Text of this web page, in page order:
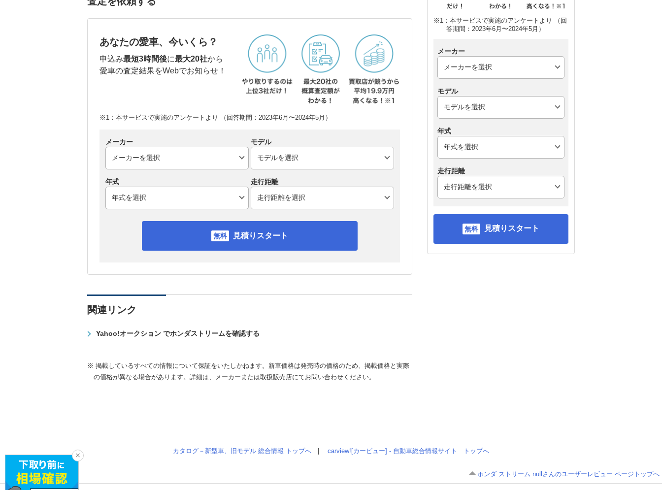
あなたの愛車、今いくら？
申込み最短3時間後に最大20社から
愛車の査定結果をWebでお知らせ！
※1：本サービスで実施のアンケートより （回答期間：2023年6月〜2024年5月）
メーカー モデル
年式 走行距離
見積りスタート
関連リンク
Yahoo!オークション でホンダストリームを確認する
※ 掲載しているすべての情報について保証をいたしかねます。新車価格は発売時の価格のため、掲載価格と実際
の価格が異なる場合があります。詳細は、メーカーまたは取扱販売店にてお問い合わせください。
※1：本サービスで実施のアンケートより （回
答期間：2023年6月〜2024年5月）
メーカー
モデル
年式
走行距離
見積りスタート
カタログ－新型車、旧モデル 総合情報 トップへ carview![カービュー] - 自動車総合情報サイト トップへ
ホンダ ストリーム nullさんのユーザーレビュー ページトップへ